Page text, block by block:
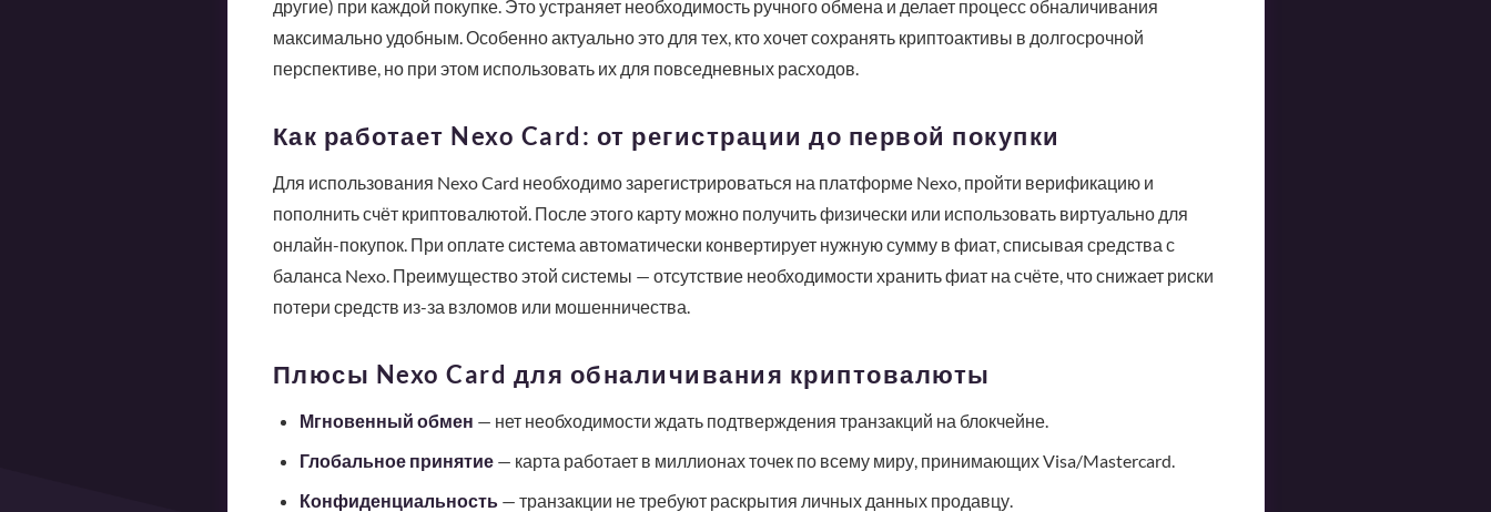
другие) при каждой покупке. Это устраняет необходимость ручного обмена и делает процесс обналичивания
максимально удобным. Особенно актуально это для тех, кто хочет сохранять криптоактивы в долгосрочной
перспективе, но при этом использовать их для повседневных расходов.
Как работает Nexo Card: от регистрации до первой покупки
Для использования Nexo Card необходимо зарегистрироваться на платформе Nexo, пройти верификацию и
пополнить счёт криптовалютой. После этого карту можно получить физически или использовать виртуально для
онлайн-покупок. При оплате система автоматически конвертирует нужную сумму в фиат, списывая средства с
баланса Nexo. Преимущество этой системы — отсутствие необходимости хранить фиат на счёте, что снижает риски
потери средств из-за взломов или мошенничества.
Плюсы Nexo Card для обналичивания криптовалюты
Мгновенный обмен — нет необходимости ждать подтверждения транзакций на блокчейне.
Глобальное принятие— карта работает в миллионах точек по всему миру, принимающих Visa/Mastercard.
Конфиденциальность— транзакции не требуют раскрытия личных данных продавцу.